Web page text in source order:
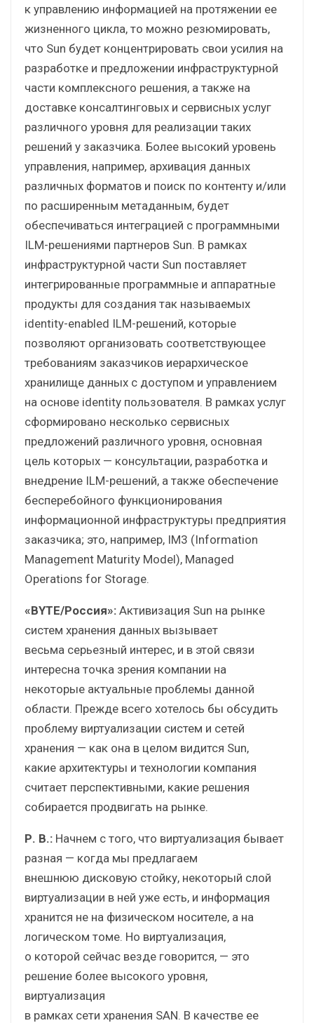
к управлению информацией на протяжении ее
жизненного цикла, то можно резюмировать,
что Sun будет концентрировать свои усилия на
разработке и предложении инфраструктурной
части комплексного решения, а также на
доставке консалтинговых и сервисных услуг
различного уровня для реализации таких
решений у заказчика. Более высокий уровень
управления, например, архивация данных
различных форматов и поиск по контенту и/или
по расширенным метаданным, будет
обеспечиваться интеграцией с программными
ILM-решениями партнеров Sun. В рамках
инфраструктурной части Sun поставляет
интегрированные программные и аппаратные
продукты для создания так называемых
identity-enabled ILM-решений, которые
позволяют организовать соответствующее
требованиям заказчиков иерархическое
хранилище данных с доступом и управлением
на основе identity пользователя. В рамках услуг
сформировано несколько сервисных
предложений различного уровня, основная
цель которых — консультации, разработка и
внедрение ILM-решений, а также обеспечение
бесперебойного функционирования
информационной инфраструктуры предприятия
заказчика; это, например, IM3 (Information
Management Maturity Model), Managed
Operations for Storage.
«BYTE/Россия»: Активизация Sun на рынке
систем хранения данных вызывает
весьма серьезный интерес, и в этой связи
интересна точка зрения компании на
некоторые актуальные проблемы данной
области. Прежде всего хотелось бы обсудить
проблему виртуализации систем и сетей
хранения — как она в целом видится Sun,
какие архитектуры и технологии компания
считает перспективными, какие решения
собирается продвигать на рынке.
Р. В.: Начнем с того, что виртуализация бывает
разная — когда мы предлагаем
внешнюю дисковую стойку, некоторый слой
виртуализации в ней уже есть, и информация
хранится не на физическом носителе, а на
логическом томе. Но виртуализация,
о которой сейчас везде говорится, — это
решение более высокого уровня,
виртуализация
в рамках сети хранения SAN. В качестве ее